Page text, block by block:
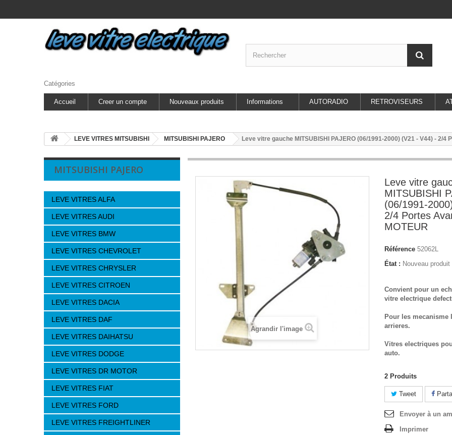
Catégories
Accueil Creer un compte Nouveaux produits Informations AUTORADIO RETROVISEURS
LEVE VITRES MITSUBISHI MITSUBISHI PAJERO Leve vitre gauche MITSUBISHI PAJERO (06/1991-2000) (V21 - V44) - 2/4
MITSUBISHI PAJERO
LEVE VITRES ALFA
LEVE VITRES AUDI
LEVE VITRES BMW
LEVE VITRES CHEVROLET
LEVE VITRES CHRYSLER
LEVE VITRES CITROEN
LEVE VITRES DACIA
LEVE VITRES DAF
LEVE VITRES DAIHATSU
LEVE VITRES DODGE
LEVE VITRES DR MOTOR
LEVE VITRES FIAT
LEVE VITRES FORD
LEVE VITRES FREIGHTLINER
Agrandir l'image
Leve vitre
MITSUBISHI
(06/1991-
2/4 Portes
MOTEUR
Référence 52062L
État : Nouveau produit
Convient pour un
vitre electrique
Pour les mecanisme
arrieres.
Vitres electriques
auto.
2 Produits
Tweet
Envoyer à un
Imprimer